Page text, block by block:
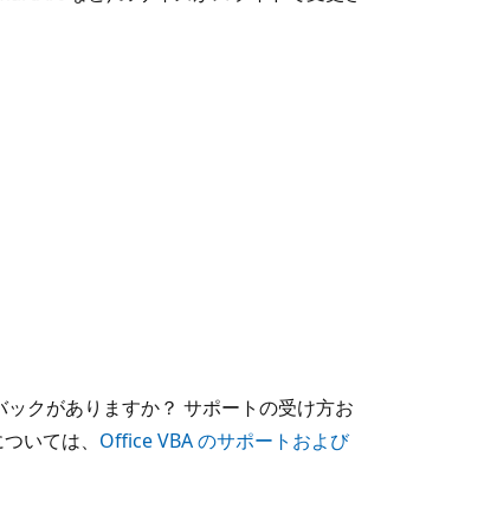
クがありますか？ サポートの受け方お
いては、 Office VBA のサポートおよび